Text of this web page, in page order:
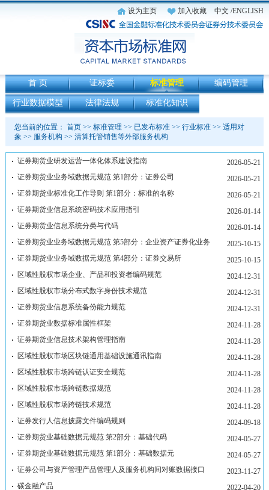
设为主页 加入收藏 中文 /ENGLISH
首 页 证标委 标准管理 编码管理
行业数据模型 法律法规 标准化知识
您当前的位置： 首页>> 标准管理 >> 已发布标准>> 行业标准>> 适用对
象 >> 服务机构 >> 清算托管销售等外部服务机构